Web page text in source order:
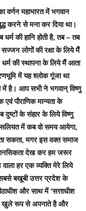
वर्णन महाभारत में भगवान
करने से मना कर दिया था।
की हानि होती है, तब – तब
लोगों की रक्षा के लिये मैं
की स्थापना के लिये मैं आता
में यह श्लोक गूंजा था
है। आप सभी ने भगवान् विष्णु
पौराणिक मान्यता के
दुष्टों के संहार के लिये विष्णु
में कब वो समय आयेगा,
सकता, मगर इस वक्त समाज
देख कर हम जरूर
हर एक व्यक्ति मेरे लिये
बखूबी उत्तर प्रदेश के
और साथ में ‘सत्ताधीश
खुले रूप से अपनाते है और